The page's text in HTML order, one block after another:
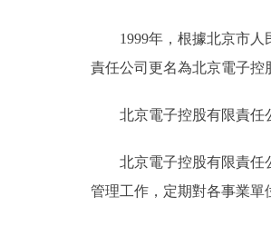
1999年，根據北京市人民
責任公司更名為北京電子控
北京電子控股有限責任公
北京電子控股有限責任公
管理工作，定期對各事業